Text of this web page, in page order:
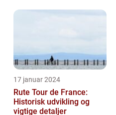
17 januar 2024
Rute Tour de France:
Historisk udvikling og
vigtige detaljer